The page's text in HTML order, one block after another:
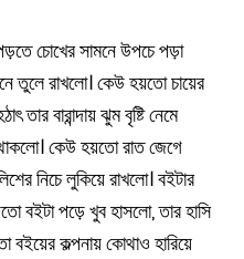
চোখের সামনে উপচে পড়া
তুলে রাখলো। কেউ হয়তো চায়ের
বারান্দায় ঝুম বৃষ্টি নেমে
কেউ হয়তো রাত জেগে
নিচে লুকিয়ে রাখলো। বইটার
বইটা পড়ে খুব হাসলো, তার হাসি
কল্পনায় কোথাও হারিয়ে